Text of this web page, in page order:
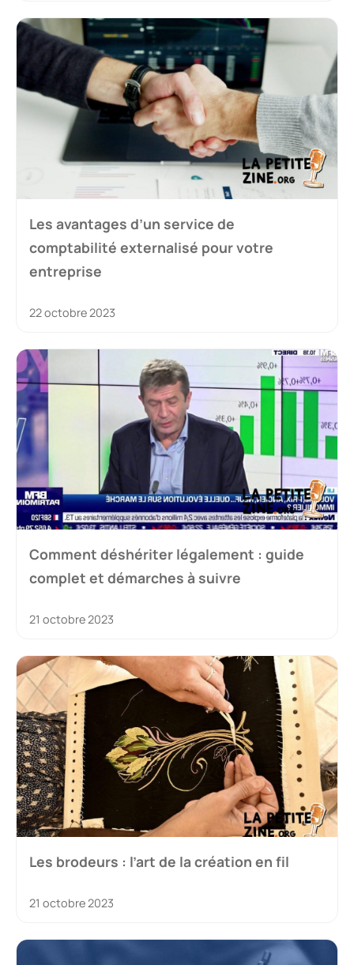
Les avantages d’un service de
comptabilité externalisé pour votre
entreprise
22 octobre 2023
Comment déshériter légalement : guide
complet et démarches à suivre
21 octobre 2023
Les brodeurs : l’art de la création en fil
21 octobre 2023